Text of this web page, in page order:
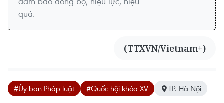
quả.
(TTXVN/Vietnam+)
#Ủy ban Pháp luật #Quốc hội khóa XV TP. Hà Nội